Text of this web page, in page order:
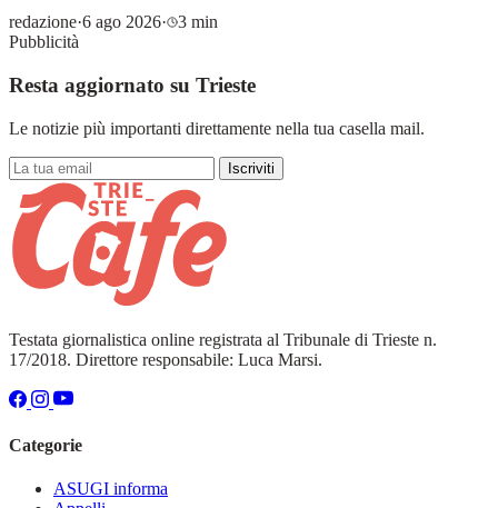
redazione·6 ago 2026·
3 min
Pubblicità
Resta aggiornato su Trieste
Le notizie più importanti direttamente nella tua casella mail.
Iscriviti
Testata giornalistica online registrata al Tribunale di Trieste n.
17/2018. Direttore responsabile: Luca Marsi.
Categorie
ASUGI informa